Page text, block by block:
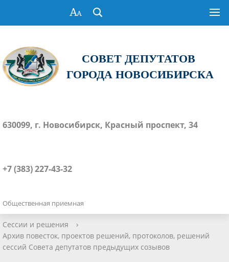
СОВЕТ ДЕПУТАТОВ
ГОРОДА НОВОСИБИРСКА
630099, г. Новосибирск, Красный проспект, 34
+7 (383) 227-43-32
Общественная приемная
Сессии и решения
›
Архив повесток, проектов решений, протоколов, решений
сессий Совета депутатов предыдущих созывов